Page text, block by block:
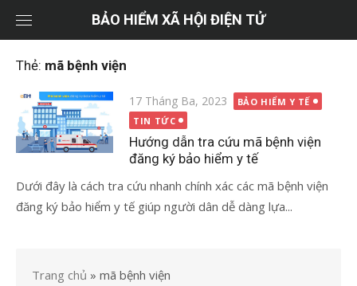
dung
BẢO HIỂM XÃ HỘI ĐIỆN TỬ
Thẻ: mã bệnh viện
Đăng
vào
17 Tháng Ba, 2023
BẢO HIỂM Y TẾ
TIN TỨC
Hướng dẫn tra cứu mã bệnh viện
đăng ký bảo hiểm y tế
Dưới đây là cách tra cứu nhanh chính xác các mã bệnh viện
đăng ký bảo hiểm y tế giúp người dân dễ dàng lựa...
Trang chủ » mã bệnh viện